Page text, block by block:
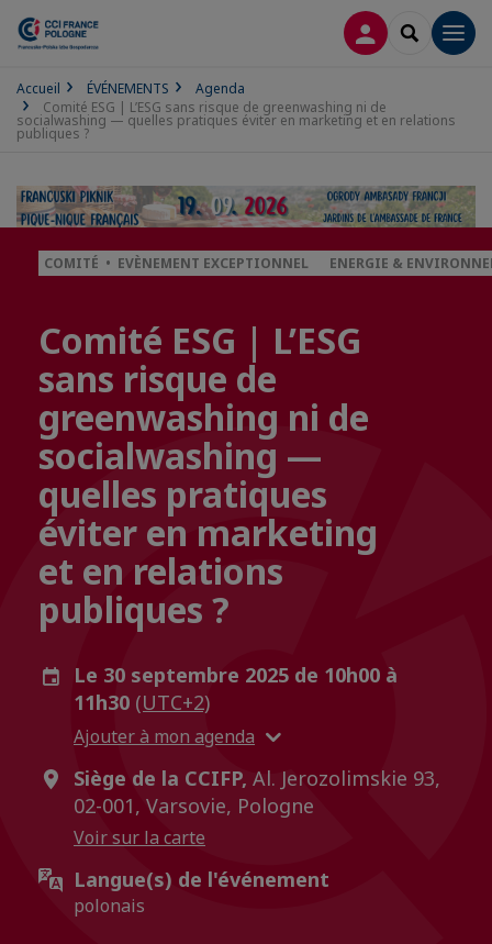
CONNEXION
Accueil ÉVÉNEMENTS
Agenda
Comité ESG | L’ESG sans risque de greenwashing ni de
socialwashing — quelles pratiques éviter en marketing et en relations
publiques ?
COMITÉ • EVÈNEMENT EXCEPTIONNEL ENERGIE &
Comité ESG | L’ESG
sans risque de
greenwashing ni de
socialwashing —
quelles pratiques
éviter en marketing
et en relations
publiques ?
Le 30 septembre 2025 de 10h00 à
11h30 (UTC+2)
Ajouter à mon agenda
Siège de la CCIFP, Al. Jerozolimskie 93,
02-001, Varsovie, Pologne
Voir sur la carte
Langue(s) de l'événement
polonais